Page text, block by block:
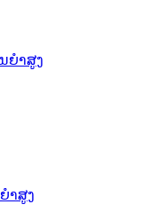
ຍໍາສູງ
າສູງ